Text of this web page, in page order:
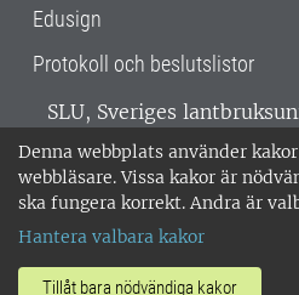
Denna webbplats använder
webbläsare. Vissa kakor är
ska fungera korrekt. Andra är
Hantera valbara kakor
Tillåt bara nödvändiga kakor
Edusign
Protokoll och beslutslistor
SLU, Sveriges
verksamhet över hela
Alnarp, Uppsala och
miljöcertifierat enligt ISO
018-67 10 00 • Org nr:
Om SLU:s webbplatser